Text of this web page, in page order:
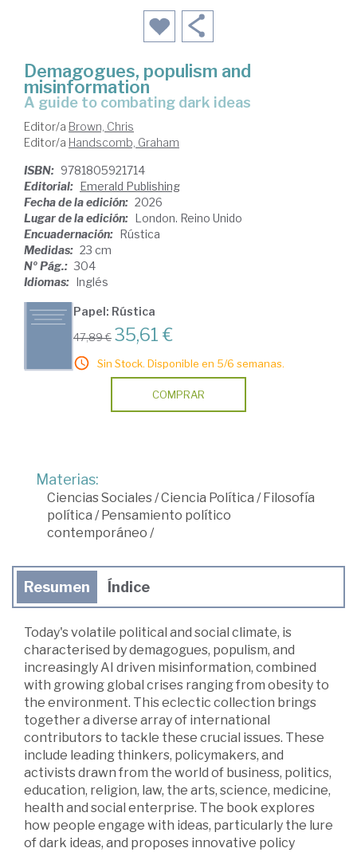
Demagogues, populism and
misinformation
a guide to combating dark ideas
Editor/a Brown, Chris
Editor/a Handscomb, Graham
ISBN: 9781805921714
Editorial: Emerald Publishing
Fecha de la edición: 2026
Lugar de la edición: London. Reino Unido
Encuadernación: Rústica
Medidas: 23 cm
Nº Pág.: 304
Idiomas: Inglés
Papel: Rústica
47,89 € 35,61 €
Sin Stock. Disponible en 5/6 semanas.
COMPRAR
Materias:
Ciencias Sociales/Ciencia Política / Filosofía
política / Pensamiento político
contemporáneo /
Resumen Índice
Today's volatile political and social climate, is
characterised by demagogues, populism, and
increasingly AI driven misinformation, combined
with growing global crises ranging from obesity to
the environment. This eclectic collection brings
together a diverse array of international
contributors to tackle these crucial issues. These
include leading thinkers, policymakers, and
activists drawn from the world of business, politics,
education, religion, law, the arts, science, medicine,
health and social enterprise. The book explores
how people engage with ideas, particularly the lure
of dark ideas, and proposes innovative policy